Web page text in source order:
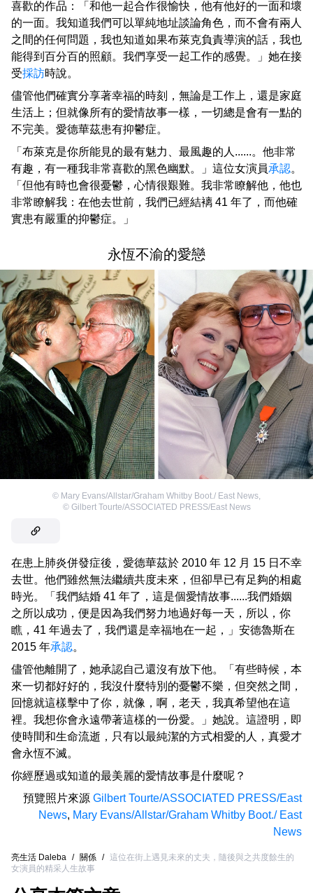
喜歡的作品：「和他一起合作很愉快，他有他好的一面和壞
的一面。我知道我們可以單純地址談論角色，而不會有兩人
之間的任何問題，我也知道如果布萊克負責導演的話，我也
能得到百分百的照顧。我們享受一起工作的感覺。」她在接
受採訪時說。
儘管他們確實分享著幸福的時刻，無論是工作上，還是家庭
生活上；但就像所有的愛情故事一樣，一切總是會有一點的
不完美。愛德華茲患有抑鬱症。
「布萊克是你所能見的最有魅力、最風趣的人......。他非常
有趣，有一種我非常喜歡的黑色幽默。」這位女演員承認。
「但他有時也會很憂鬱，心情很艱難。我非常瞭解他，他也
非常瞭解我：在他去世前，我們已經結褵 41 年了，而他確
實患有嚴重的抑鬱症。」
永恆不渝的愛戀
© Mary Evans/Allstar/Graham Whitby Boot./ East News,
© Gilbert Tourte/ASSOCIATED PRESS/East News
在患上肺炎併發症後，愛德華茲於 2010 年 12 月 15 日不幸
去世。他們雖然無法繼續共度未來，但卻早已有足夠的相處
時光。「我們結婚 41 年了，這是個愛情故事......我們婚姻
之所以成功，便是因為我們努力地過好每一天，所以，你
瞧，41 年過去了，我們還是幸福地在一起，」安德魯斯在
2015 年承認。
儘管他離開了，她承認自己還沒有放下他。「有些時候，本
來一切都好好的，我沒什麼特別的憂鬱不樂，但突然之間，
回憶就這樣擊中了你，就像，啊，老天，我真希望他在這
裡。我想你會永遠帶著這樣的一份愛。」她說。這證明，即
使時間和生命流逝，只有以最純潔的方式相愛的人，真愛才
會永恆不滅。
你經歷過或知道的最美麗的愛情故事是什麼呢？
預覽照片來源 Gilbert Tourte/ASSOCIATED PRESS/East
News, Mary Evans/Allstar/Graham Whitby Boot./ East
News
亮生活 Daleba / 關係 /
這位在街上遇見未來的丈夫，隨後與之共度餘生的
女演員的精采人生故事